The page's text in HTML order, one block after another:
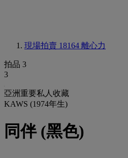
現場拍賣 18164 離心力
拍品 3
3
亞洲重要私人收藏
KAWS (1974年生)
同伴 (黑色)